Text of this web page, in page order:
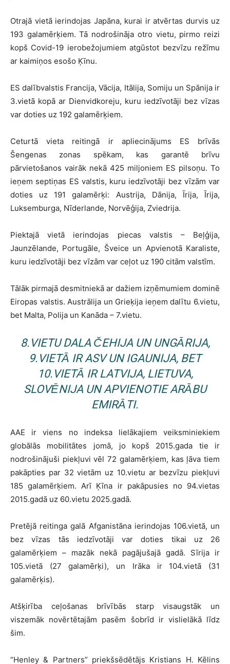
Otrajā vietā ierindojas Japāna, kurai ir atvērtas durvis uz
193 galamērķiem. Tā nodrošināja otro vietu, pirmo reizi
kopš Covid-19 ierobežojumiem atgūstot bezvīzu režīmu
ar kaimiņos esošo Ķīnu.
ES dalībvalstis Francija, Vācija, Itālija, Somiju un Spānija ir
3.vietā kopā ar Dienvidkoreju, kuru iedzīvotāji bez vīzas
var doties uz 192 galamērķiem.
Ceturtā vieta reitingā ir apliecinājums ES brīvās
Šengenas zonas spēkam, kas garantē brīvu
pārvietošanos vairāk nekā 425 miljoniem ES pilsoņu. To
ieņem septiņas ES valstis, kuru iedzīvotāji bez vīzām var
doties uz 191 galamērķi: Austrija, Dānija, Īrija, Īrija,
Luksemburga, Nīderlande, Norvēģija, Zviedrija.
Piektajā vietā ierindojas piecas valstis – Beļģija,
Jaunzēlande, Portugāle, Šveice un Apvienotā Karaliste,
kuru iedzīvotāji bez vīzām var ceļot uz 190 citām valstīm.
Tālāk pirmajā desmitniekā ar dažiem izņēmumiem dominē
Eiropas valstis. Austrālija un Grieķija ieņem dalītu 6.vietu,
bet Malta, Polija un Kanāda – 7.vietu.
8.VIETU DALA ČEHIJA UN UNGĀRIJA,
9.VIETĀ IR ASV UN IGAUNIJA, BET
10.VIETĀ IR LATVIJA, LIETUVA,
SLOVĒNIJA UN APVIENOTIE ARĀBU
EMIRĀTI.
AAE ir viens no indeksa lielākajiem veiksminiekiem
globālās mobilitātes jomā, jo kopš 2015.gada tie ir
nodrošinājuši piekļuvi vēl 72 galamērķiem, kas ļāva tiem
pakāpties par 32 vietām uz 10.vietu ar bezvīzu piekļuvi
185 galamērķiem. Arī Ķīna ir pakāpusies no 94.vietas
2015.gadā uz 60.vietu 2025.gadā.
Pretējā reitinga galā Afganistāna ierindojas 106.vietā, un
bez vīzas tās iedzīvotāji var doties tikai uz 26
galamērķiem – mazāk nekā pagājušajā gadā. Sīrija ir
105.vietā (27 galamērķi), un Irāka ir 104.vietā (31
galamērķis).
Atšķirība ceļošanas brīvībās starp visaugstāk un
viszemāk novērtētajām pasēm šobrīd ir vislielākā līdz
šim.
“Henley & Partners” priekšsēdētājs Kristians H. Kēlins